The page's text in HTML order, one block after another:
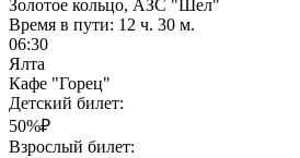
Золотое кольцо, АЗС "Шел"
Время в пути: 12 ч. 30 м.
06:30
Ялта
Кафе "Горец"
Детский билет:
50%₽
Взрослый билет: